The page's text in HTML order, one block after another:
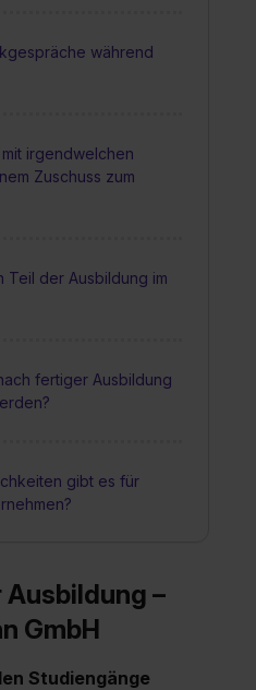
während
irgendwelchen
Zuschuss zum
Teil der Ausbildung im
fertiger Ausbildung
gibt es für
–
GmbH
Studiengänge